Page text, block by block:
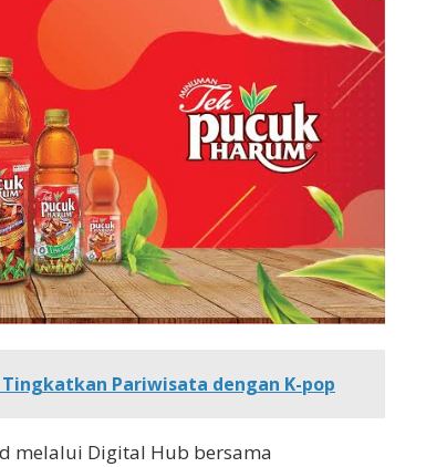
Tingkatkan Pariwisata dengan K-pop
melalui Digital Hub bersama